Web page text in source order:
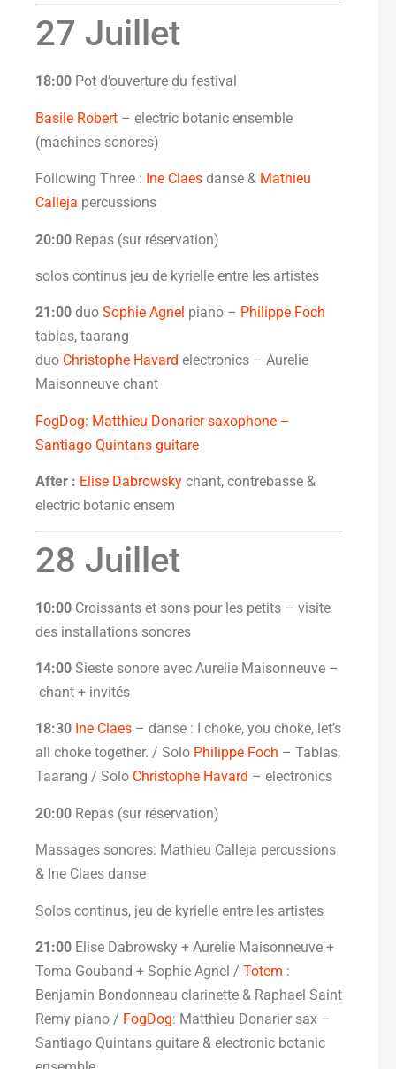
27 Juillet
18:00 Pot d’ouverture du festival
Basile Robert – electric botanic ensemble
(machines sonores)
Following Three : Ine Claes danse & Mathieu
Calleja percussions
20:00 Repas (sur réservation)
solos continus jeu de kyrielle entre les artistes
21:00 duo Sophie Agnel piano – Philippe Foch
tablas, taarang
duo Christophe Havard electronics – Aurelie
Maisonneuve chant
FogDog: Matthieu Donarier saxophone –
Santiago Quintans guitare
After : Elise Dabrowsky chant, contrebasse &
electric botanic ensem
28 Juillet
10:00 Croissants et sons pour les petits – visite
des installations sonores
14:00 Sieste sonore avec Aurelie Maisonneuve –
chant + invités
18:30 ne Claes – danse : I choke, you choke, let’s
all choke together. / Solo Philippe Foch – Tablas,
Taarang / Solo Christophe Havard – electronics
20:00 Repas (sur réservation)
Massages sonores: Mathieu Calleja percussions
& Ine Claes danse
Solos continus, jeu de kyrielle entre les artistes
21:00 Elise Dabrowsky + Aurelie Maisonneuve +
Toma Gouband + Sophie Agnel / Totem :
Benjamin Bondonneau clarinette & Raphael Saint
Remy piano / FogDog: Matthieu Donarier sax –
Santiago Quintans guitare & electronic botanic